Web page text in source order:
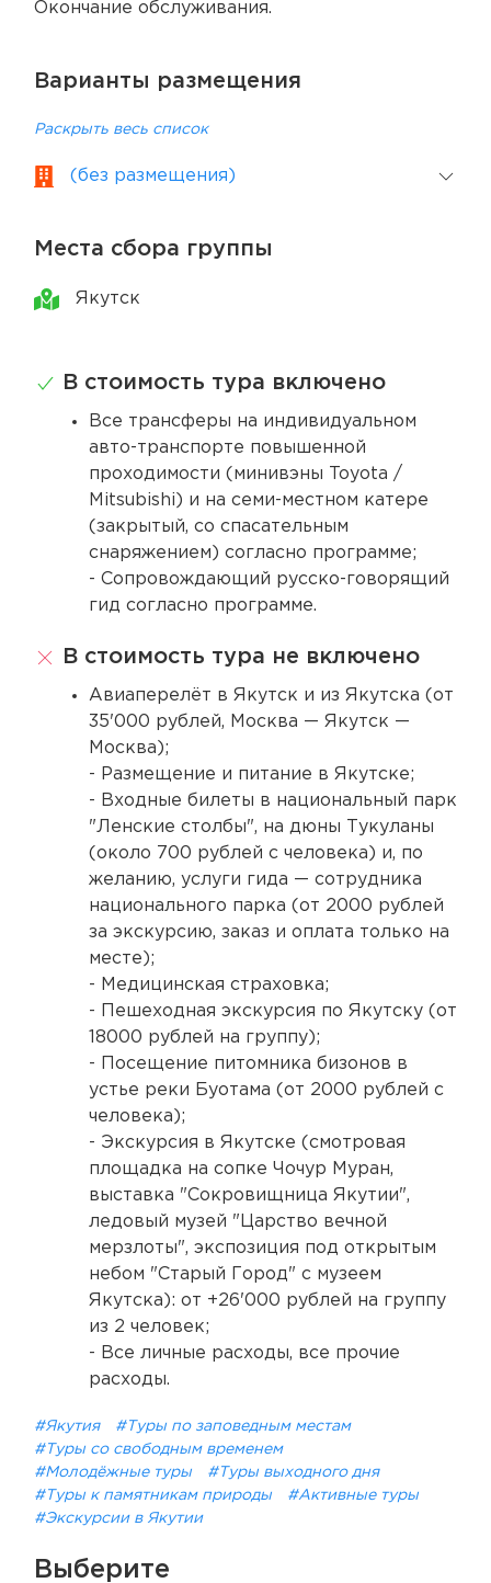
Окончание обслуживания.
Варианты размещения
Раскрыть весь список
(без размещения)
Места сбора группы
Якутск
В стоимость тура включено
Все трансферы на индивидуальном
авто-транспорте повышенной
проходимости (минивэны Toyota /
Mitsubishi) и на семи-местном катере
(закрытый, со спасательным
снаряжением) согласно программе;
- Сопровождающий русско-говорящий
гид согласно программе.
В стоимость тура не включено
Авиаперелёт в Якутск и из Якутска (от
35'000 рублей, Москва — Якутск —
Москва);
- Размещение и питание в Якутске;
- Входные билеты в национальный парк
"Ленские столбы", на дюны Тукуланы
(около 700 рублей с человека) и, по
желанию, услуги гида — сотрудника
национального парка (от 2000 рублей
за экскурсию, заказ и оплата только на
месте);
- Медицинская страховка;
- Пешеходная экскурсия по Якутску (от
18000 рублей на группу);
- Посещение питомника бизонов в
устье реки Буотама (от 2000 рублей с
человека);
- Экскурсия в Якутске (смотровая
площадка на сопке Чочур Муран,
выставка "Сокровищница Якутии",
ледовый музей "Царство вечной
мерзлоты", экспозиция под открытым
небом "Старый Город" с музеем
Якутска): от +26'000 рублей на группу
из 2 человек;
- Все личные расходы, все прочие
расходы.
#Якутия
#Туры по заповедным местам
#Туры со свободным временем
#Молодёжные туры
#Туры выходного дня
#Туры к памятникам природы
#Активные туры
#Экскурсии в Якутии
Выберите